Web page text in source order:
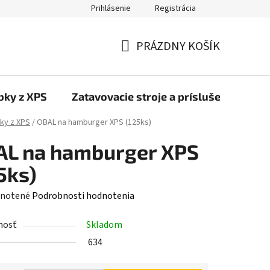
Prihlásenie Registrácia
KOŠÍK
PRÁZDNY KOŠÍK
z XPS Zatavovacie stroje a príslušenstvo
z XPS/ OBAL na hamburger XPS (125ks)
na hamburger XPS
Podrobnosti hodnotenia
Skladom
634